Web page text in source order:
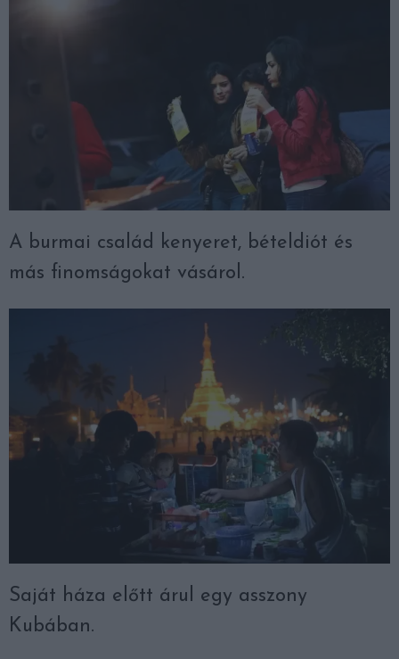
A burmai család kenyeret, bételdiót és
más finomságokat vásárol.
Saját háza előtt árul egy asszony
Kubában.